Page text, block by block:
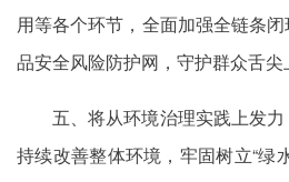
用等各个环节，全面加强全链条
品安全风险防护网，守护群众舌尖
五、将从环境治理实践上发力
持续改善整体环境，牢固树立“绿